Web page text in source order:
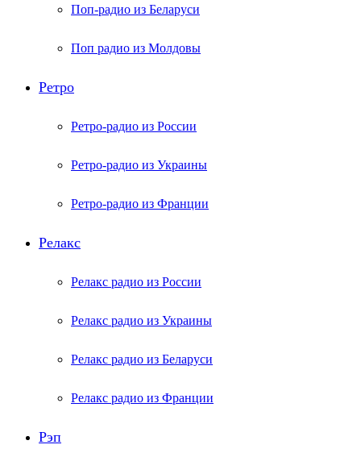
Поп-радио из Беларуси
Поп радио из Молдовы
Ретро
Ретро-радио из России
Ретро-радио из Украины
Ретро-радио из Франции
Релакс
Релакс радио из России
Релакс радио из Украины
Релакс радио из Беларуси
Релакс радио из Франции
Рэп